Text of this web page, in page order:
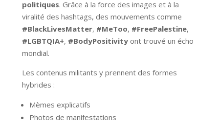
politiques. Grâce à la force des images et à la
viralité des hashtags, des mouvements comme
#BlackLivesMatter, #MeToo, #FreePalestine,
#LGBTQIA+, #BodyPositivityont trouvé un écho
mondial.
Les contenus militants y prennent des formes
hybrides :
Mèmes explicatifs
Photos de manifestations